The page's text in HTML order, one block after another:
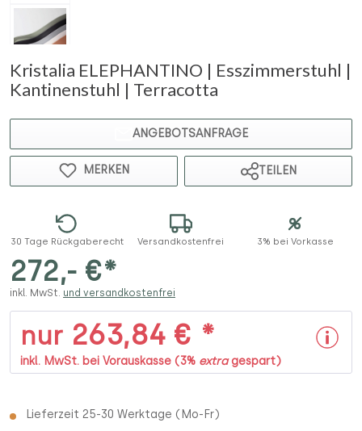
Kristalia ELEPHANTINO | Esszimmerstuhl |
Kantinenstuhl | Terracotta
ANGEBOTSANFRAGE
MERKEN TEILEN
30 Tage Rückgaberecht Versandkostenfrei 3% bei Vorkasse
272,- €*
inkl. MwSt. und versandkostenfrei
nur 263,84 € *
inkl. MwSt. bei Vorauskasse (3% extragespart)
Lieferzeit 25-30 Werktage (Mo-Fr)